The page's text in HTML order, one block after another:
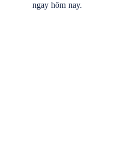
ngay hôm nay.